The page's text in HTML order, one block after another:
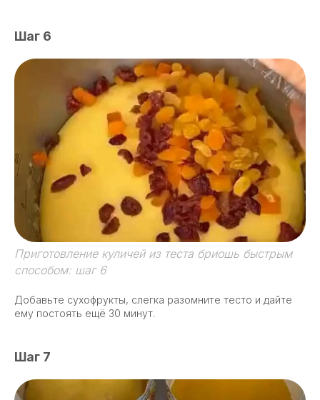
Шаг 6
Приготовление куличей из теста бриошь быстрым
способом: шаг 6
Добавьте сухофрукты, слегка разомните тесто и дайте
ему постоять ещё 30 минут.
Шаг 7